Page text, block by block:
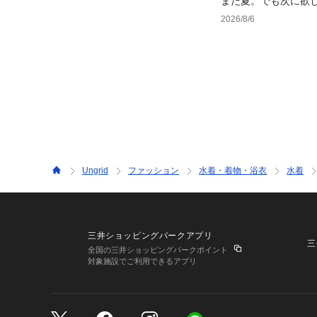
2026/8/6
Ungrid ファッション 水着・着物・浴衣 水着
三井ショッピングパークアプリ
全国の三井ショッピングパークポイント
対象施設でご利用できるアプリ